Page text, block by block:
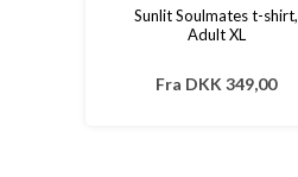
Sunlit Soulmates t-shirt,
Adult XL
Fra DKK 349,00